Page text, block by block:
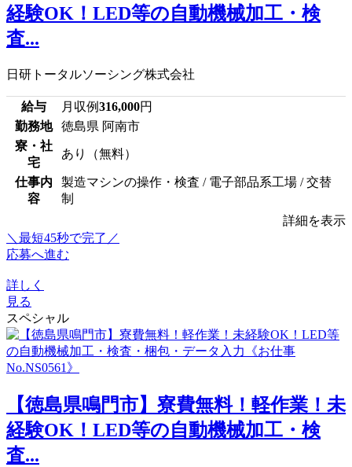
経験OK！LED等の自動機械加工・検
査...
日研トータルソーシング株式会社
給与 月収例316,000円
勤務地
徳島県 阿南市
寮・社
宅
あり（無料）
仕事内
容
製造マシンの操作・検査 / 電子部品系工場 / 交替
制
詳細を表示
＼最短45秒で完了／
応募へ進む
詳しく
見る
スペシャル
【徳島県鳴門市】寮費無料！軽作業！未
経験OK！LED等の自動機械加工・検
査...